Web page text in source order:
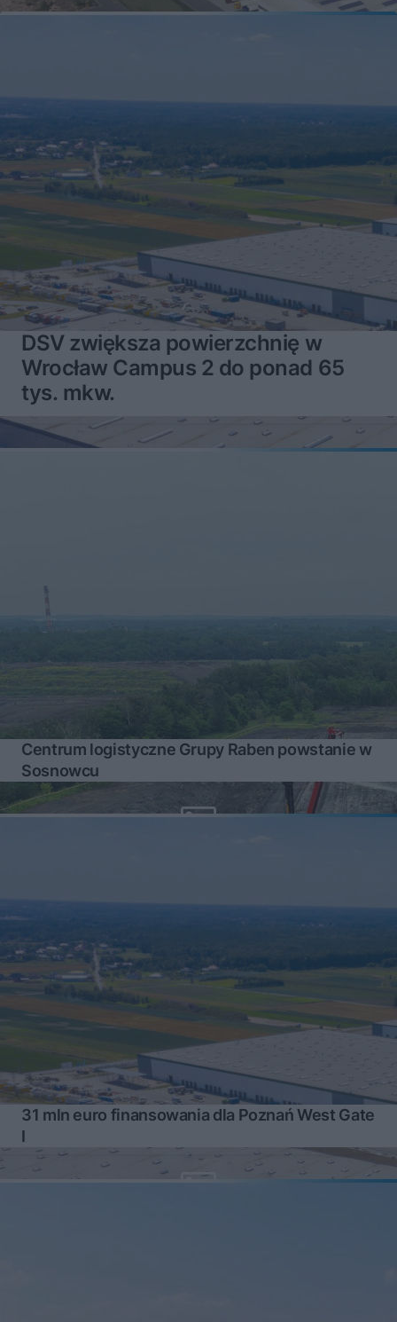
DSV zwiększa powierzchnię w
Wrocław Campus 2 do ponad 65
tys. mkw.
Centrum logistyczne Grupy Raben powstanie w
Sosnowcu
31 mln euro finansowania dla Poznań West Gate
I